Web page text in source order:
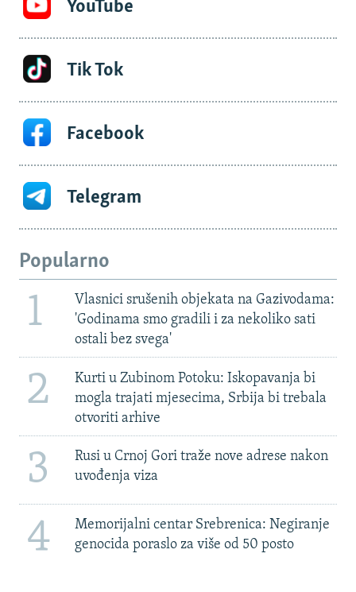
YouTube
Tik Tok
Facebook
Telegram
Popularno
1
Vlasnici srušenih objekata na Gazivodama:
'Godinama smo gradili i za nekoliko sati
ostali bez svega'
2
Kurti u Zubinom Potoku: Iskopavanja bi
mogla trajati mjesecima, Srbija bi trebala
otvoriti arhive
3
Rusi u Crnoj Gori traže nove adrese nakon
uvođenja viza
4
Memorijalni centar Srebrenica: Negiranje
genocida poraslo za više od 50 posto